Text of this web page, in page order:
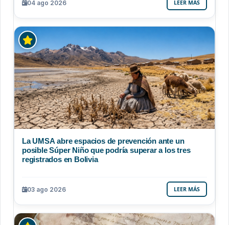
04 ago 2026 LEER MÁS
La UMSA abre espacios de prevención ante un
posible Súper Niño que podría superar a los tres
registrados en Bolivia
03 ago 2026 LEER MÁS